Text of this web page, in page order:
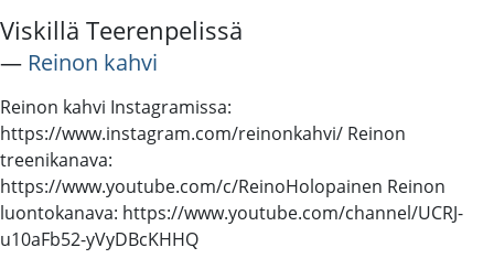
Viskillä Teerenpelissä
― Reinon kahvi
Reinon kahvi Instagramissa:
https://www.instagram.com/reinonkahvi/ Reinon
treenikanava:
https://www.youtube.com/c/ReinoHolopainen Reinon
luontokanava: https://www.youtube.com/channel/UCRJ-
u10aFb52-yVyDBcKHHQ